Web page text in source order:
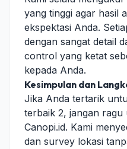
yang tinggi agar hasil
ekspektasi Anda.
dengan sangat detail
control yang ketat
kepada Anda.
Kesimpulan dan
Jika Anda tertarik
terbaik 2, jangan
Canopi.id. Kami
dan survey lokasi